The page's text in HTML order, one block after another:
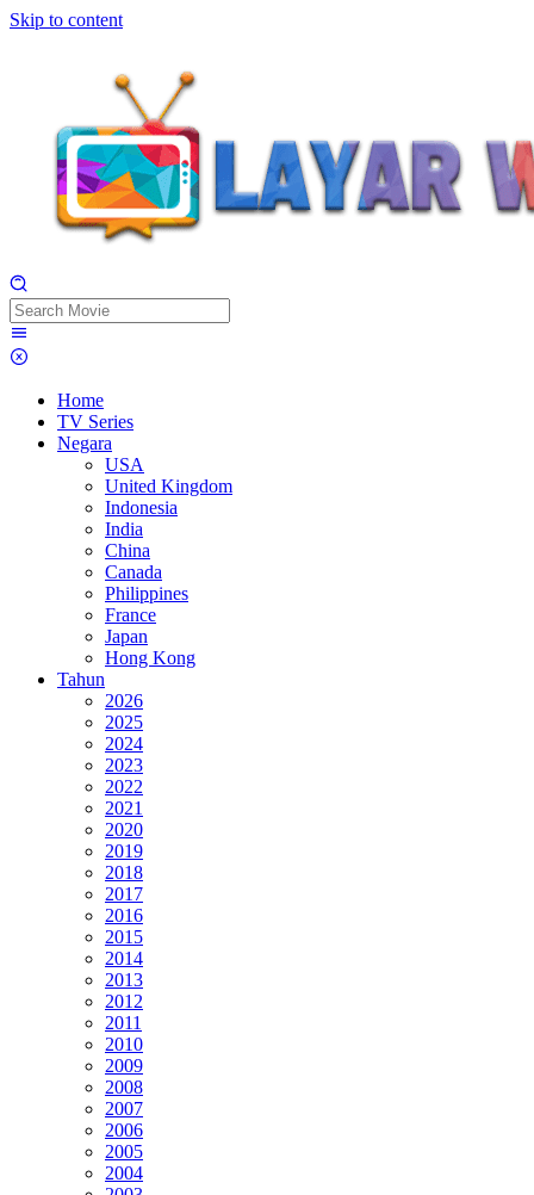
Skip to content
Home
TV Series
Negara
USA
United Kingdom
Indonesia
India
China
Canada
Philippines
France
Japan
Hong Kong
Tahun
2026
2025
2024
2023
2022
2021
2020
2019
2018
2017
2016
2015
2014
2013
2012
2011
2010
2009
2008
2007
2006
2005
2004